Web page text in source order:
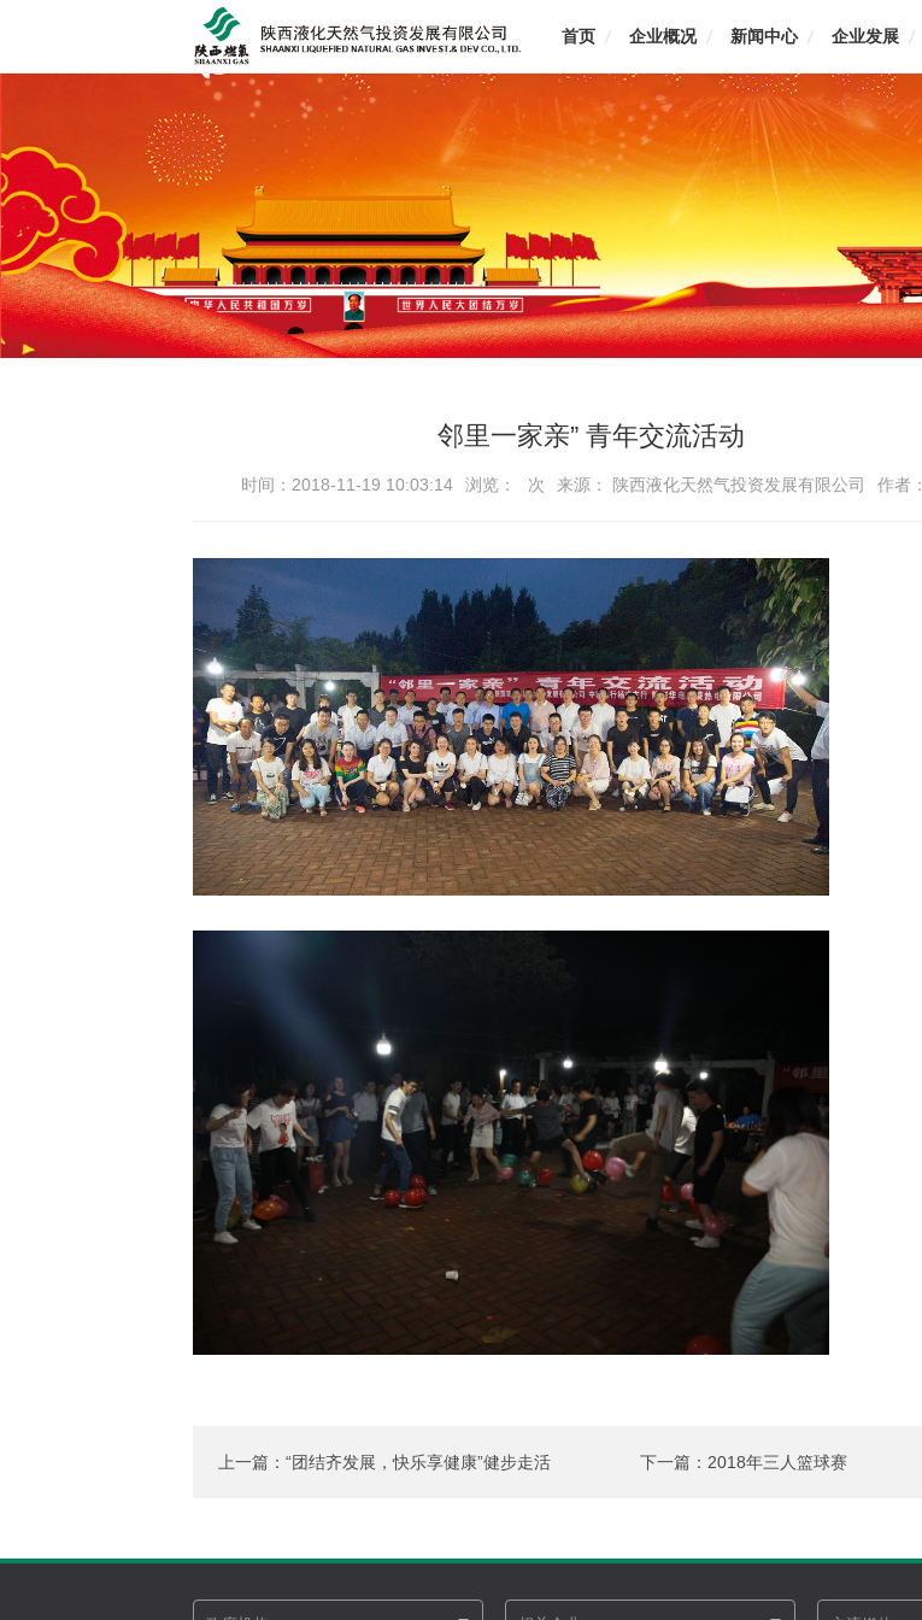
首页 企业概况 新闻中心 企业发展
邻里一家亲” 青年交流活动
时间：2018-11-19 10:03:14 浏览： 次 来源： 陕西液化天然气投资发展有限公司 作者：
上一篇：“团结齐发展，快乐享健康”健步走活 下一篇：2018年三人篮球赛